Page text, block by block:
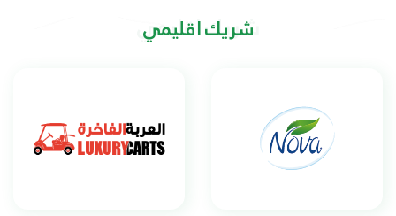
شريك اقليمي
شريك اقليمي